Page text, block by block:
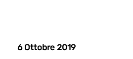
6 Ottobre 2019